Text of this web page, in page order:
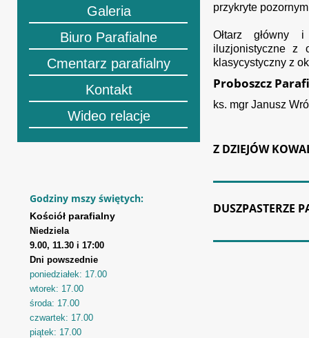
Galeria
Biuro Parafialne
Cmentarz parafialny
Kontakt
Wideo relacje
Godziny mszy świętych:
Kościół parafialny
Niedziela
9.00, 11.30 i 17:00
Dni powszednie
poniedziałek: 17.00
wtorek: 17.00
środa: 17.00
czwartek: 17.00
piątek: 17.00
przykryte
Ołtarz główny
iluzjonistyczne z
klasycystyczny z
Proboszcz
ks. mgr Janusz
Z DZIEJÓW
DUSZPASTERZE